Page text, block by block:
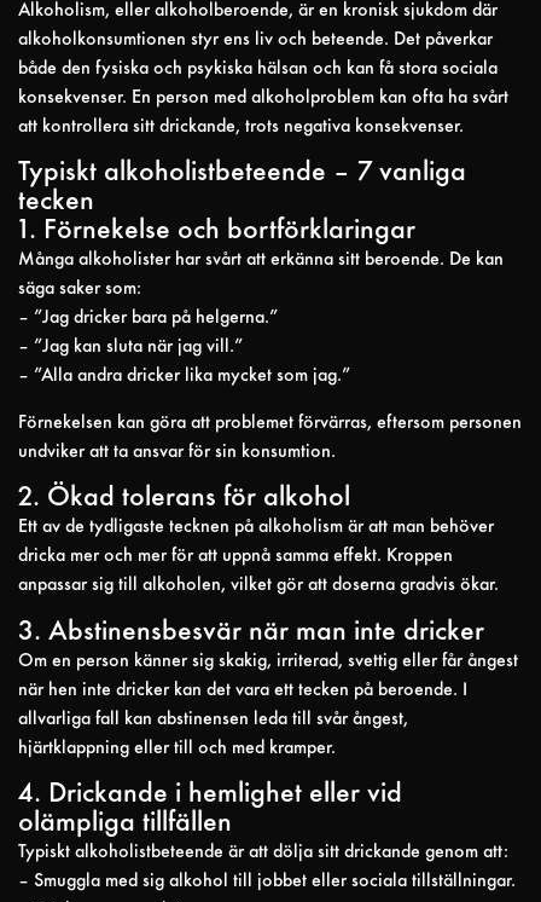
Alkoholism, eller alkoholberoende, är en kronisk sjukdom där
alkoholkonsumtionen styr ens liv och beteende. Det påverkar
både den fysiska och psykiska hälsan och kan få stora sociala
konsekvenser. En person med alkoholproblem kan ofta ha svårt
att kontrollera sitt drickande, trots negativa konsekvenser.
Typiskt alkoholistbeteende – 7 vanliga
tecken
1. Förnekelse och bortförklaringar
Många alkoholister har svårt att erkänna sitt beroende. De kan
säga saker som:
– ”Jag dricker bara på helgerna.”
– ”Jag kan sluta när jag vill.”
– ”Alla andra dricker lika mycket som jag.”
Förnekelsen kan göra att problemet förvärras, eftersom personen
undviker att ta ansvar för sin konsumtion.
2. Ökad tolerans för alkohol
Ett av de tydligaste tecknen på alkoholism är att man behöver
dricka mer och mer för att uppnå samma effekt. Kroppen
anpassar sig till alkoholen, vilket gör att doserna gradvis ökar.
3. Abstinensbesvär när man inte dricker
Om en person känner sig skakig, irriterad, svettig eller får ångest
när hen inte dricker kan det vara ett tecken på beroende. I
allvarliga fall kan abstinensen leda till svår ångest,
hjärtklappning eller till och med kramper.
4. Drickande i hemlighet eller vid
olämpliga tillfällen
Typiskt alkoholistbeteende är att dölja sitt drickande genom att:
– Smuggla med sig alkohol till jobbet eller sociala tillställningar.